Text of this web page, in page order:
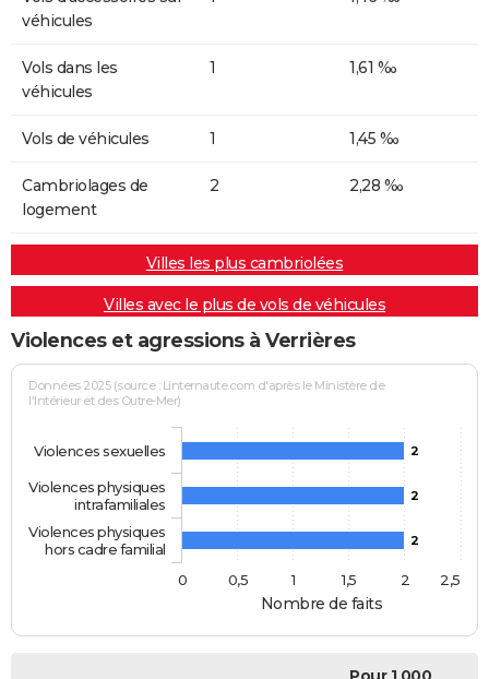
véhicules
Vols dans les
véhicules
1 1,61 ‰
Vols de véhicules 1 1,45 ‰
Cambriolages de
logement
2 2,28 ‰
Villes les plus cambriolées
Villes avec le plus de vols de véhicules
Violences et agressions à Verrières
Nombre de faits
Données 2025 (source : Linternaute.com d'après le Ministère de
l'Intérieur et des Outre-Mer)
2
2
2
Violences sexuelles
Violences physiques
intrafamiliales
Violences physiques
hors cadre familial
0
0,5 1 1,5 2 2,5